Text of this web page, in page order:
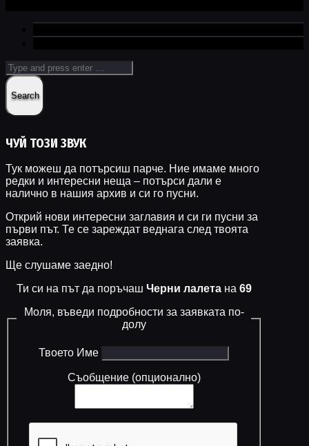
ЧУЙ ТОЗИ ЗВУК
Тук можеш да потърсиш парче. Ние имаме много
редки и интересни неща – потърси дали е
налично в нашия архив и си го пусни.
Открий нови интересни заглавия и си ги пусни за
първи път. Те се зареждат веднага след твоята
заявка.
Ще слушаме заедно!
Ти си на път да поръчаш Черни лалетана 69
Моля, въведи подробности за заявката по-
долу
Твоето Име
Съобщение (опционално)